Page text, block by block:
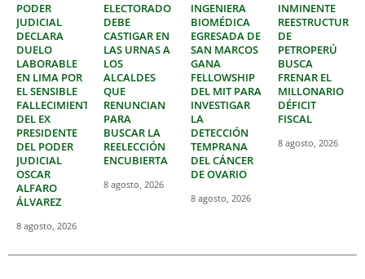
PODER
JUDICIAL
DECLARA
DUELO
LABORABLE
EN LIMA POR
EL SENSIBLE
FALLECIMIENTO
DEL EX
PRESIDENTE
DEL PODER
JUDICIAL
OSCAR
ALFARO
ÁLVAREZ
8 agosto, 2026
ELECTORADO
DEBE
CASTIGAR EN
LAS URNAS A
LOS
ALCALDES
QUE
RENUNCIAN
PARA
BUSCAR LA
REELECCIÓN
ENCUBIERTA
8 agosto, 2026
INGENIERA
BIOMÉDICA
EGRESADA DE
SAN MARCOS
GANA
FELLOWSHIP
DEL MIT PARA
INVESTIGAR
LA
DETECCIÓN
TEMPRANA
DEL CÁNCER
DE OVARIO
8 agosto, 2026
INMINENTE
DE
PETROPERÚ
BUSCA
FRENAR EL
MILLONARIO
DÉFICIT
FISCAL
8 agosto, 2026